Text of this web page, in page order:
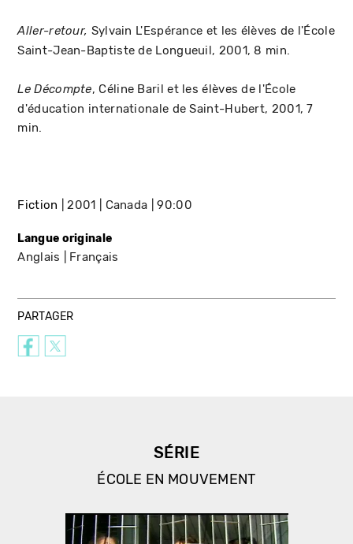
Aller-retour, Sylvain L'Espérance et les élèves de l'École
Saint-Jean-Baptiste de Longueuil, 2001, 8 min.
Le Décompte, Céline Baril et les élèves de l'École
d'éducation internationale de Saint-Hubert, 2001, 7
min.
Fiction 2001 Canada 90:00
Langue originale
Anglais Français
PARTAGER
SÉRIE
ÉCOLE EN MOUVEMENT